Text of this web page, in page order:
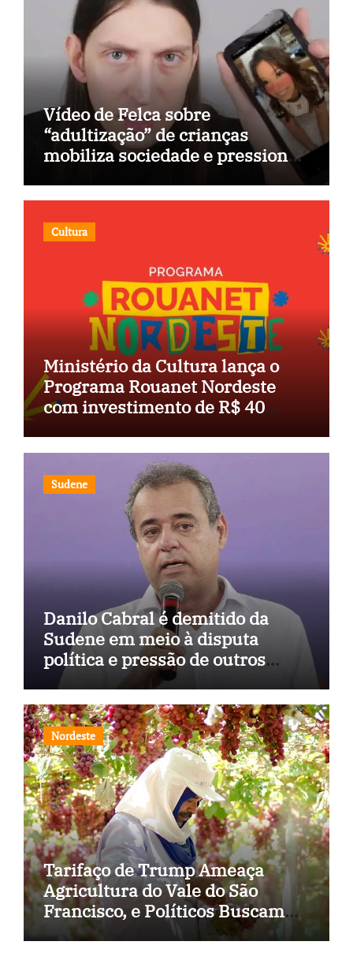
Vídeo de Felca sobre
“adultização” de crianças
mobiliza sociedade e pressiona
Cultura
Ministério da Cultura lança o
Programa Rouanet Nordeste
com investimento de R$ 40
Sudene
Danilo Cabral é demitido da
Sudene em meio à disputa
política e pressão de outros
estados
Nordeste
Tarifaço de Trump Ameaça
Agricultura do Vale do São
Francisco, e Políticos Buscam
Soluções